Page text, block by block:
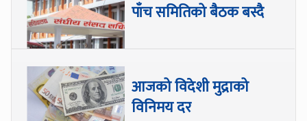
पाँच समितिको बैठक बस्दै
आजको विदेशी मुद्राको
विनिमय दर